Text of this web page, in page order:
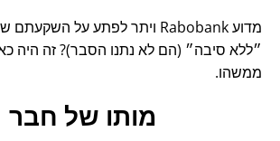
מדוע Rabobank ויתר לפתע על השקעתם של 45,000 יורו
ללא סיבה
(הם לא נתנו הסבר)? זה היה
ממשהו.
מותו של חבר